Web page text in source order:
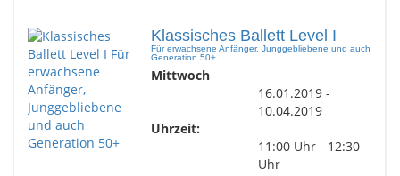
Klassisches Ballett Level I
Für erwachsene Anfänger, Junggebliebene und auch
Generation 50+
Mittwoch
16.01.2019 -
10.04.2019
Uhrzeit:
11:00 Uhr - 12:30
Uhr